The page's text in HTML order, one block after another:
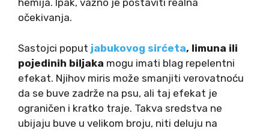
hemija. Ipak, važno je postaviti realna
očekivanja.
Sastojci poput jabukovog sirćeta, limuna ili
pojedinih biljaka mogu imati blag repelentni
efekat. Njihov miris može smanjiti verovatnoću
da se buve zadrže na psu, ali taj efekat je
ograničen i kratko traje. Takva sredstva ne
ubijaju buve u velikom broju, niti deluju na